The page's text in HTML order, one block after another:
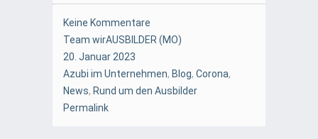
Keine Kommentare
Team wirAUSBILDER (MO)
20. Januar 2023
Azubi im Unternehmen, Blog, Corona,
News, Rund um den Ausbilder
Permalink